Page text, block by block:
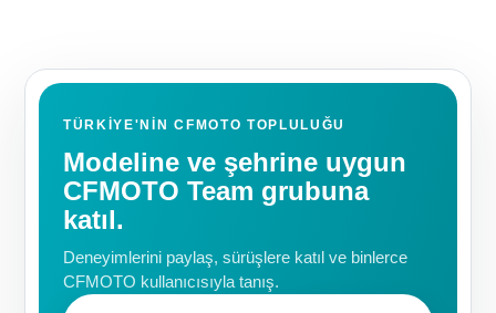
TÜRKIYE'NIN CFMOTO TOPLULUĞU
Modeline ve şehrine uygun
CFMOTO Team grubuna
katıl.
Deneyimlerini paylaş, sürüşlere katıl ve binlerce
CFMOTO kullanıcısıyla tanış.